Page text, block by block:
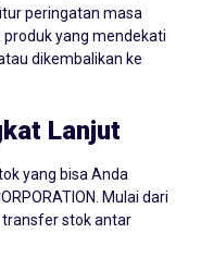
peringatan masa
yang mendekati
dikembalikan ke
Lanjut
yang bisa Anda
Mulai dari
transfer stok antar